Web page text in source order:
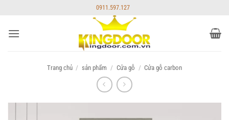
nội
0911.597.127
Trang chủ / sản phẩm / Cửa gỗ / Cửa gỗ carbon